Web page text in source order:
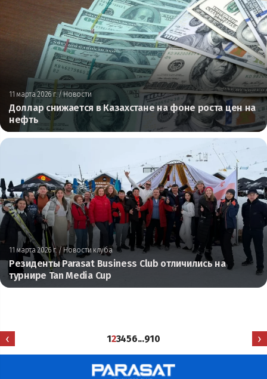
11 марта 2026 г./ Новости
Доллар снижается в Казахстане на фоне роста цен на
нефть
11 марта 2026 г. / Новости клуба
Резиденты Parasat Business Club отличились на
турнире Tan Media Cup
‹ 123456...910 ›